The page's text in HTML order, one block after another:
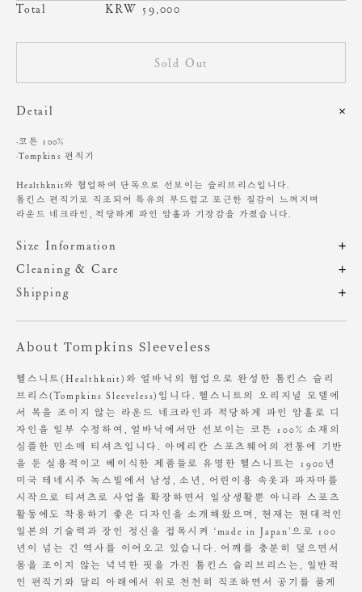
Total
KRW 59,000
Sold Out
Detail
·코튼 100%
·Tompkins 편직기
Healthknit와 협업하여 단독으로 선보이는 슬리브리스입니다.
톰킨스 편직기로 직조되어 특유의 부드럽고 포근한 질감이 느껴지며
라운드 네크라인, 적당하게 파인 암홀과 기장감을 가졌습니다.
Size Information
제품의 일정 수량을 측정한 평균치수로 재는 방법과 위치에 따라 1~3cm
편차가 있을 수 있습니다. (치수단위 : cm)
OS 57 35.6
Height 178cm / Waist 26" Slim 55 size.
Cleaning & Care
해당 제품은 A/S가 불가하오니, 구매 전 참고 부탁 드립니다.
이는 공정상 자연스러운 현상이므로 구매 전 참고 부탁 드립니다.
밝은 컬러는 오염에 민감하므로 착용 및 세탁 시 유의하여 주세요.
세탁기에 미온수로 약하게 세탁하세요.
약하게 웨트클리닝 가능
드라이클리닝 금지
염소표백 금지
기계식 건조 및 짜기, 비틀기 금지
그늘에 세워서 건조하세요.
다림질 천을 덧대어 보통 온도에서 다림질하세요.
장시간 수분에 노출 시 변형 가능성 있음
소비자의 부주의로 인한 제품 훼손 및 세탁 잘못으로 인한
변형에 대해서는 보상의 책임을 지지 않습니다.
Shipping
About Tompkins Sleeveless
헬스니트(Healthknit)와 얼바닉의 협업으로 완성한 톰킨스 슬리
브리스(Tompkins Sleeveless)입니다. 헬스니트의 오리지널 모델에
서 목을 조이지 않는 라운드 네크라인과 적당하게 파인 암홀로 디
자인을 일부 수정하여, 얼바닉에서만 선보이는 코튼 100% 소재의
심플한 민소매 티셔츠입니다. 아메리칸 스포츠웨어의 전통에 기반
을 둔 실용적이고 베이식한 제품들로 유명한 헬스니트는 1900년
미국 테네시주 녹스빌에서 남성, 소년, 어린이용 속옷과 파자마를
시작으로 티셔츠로 사업을 확장하면서 일상생활뿐 아니라 스포츠
활동에도 착용하기 좋은 디자인을 소개해왔으며, 현재는 현대적인
일본의 기술력과 장인 정신을 접목시켜 ‘made in Japan’으로 100
년이 넘는 긴 역사를 이어오고 있습니다. 어깨를 충분히 덮으면서
몸을 조이지 않는 넉넉한 핏을 가진 톰킨스 슬리브리스는, 일반적
인 편직기와 달리 아래에서 위로 천천히 직조하면서 공기를 품게